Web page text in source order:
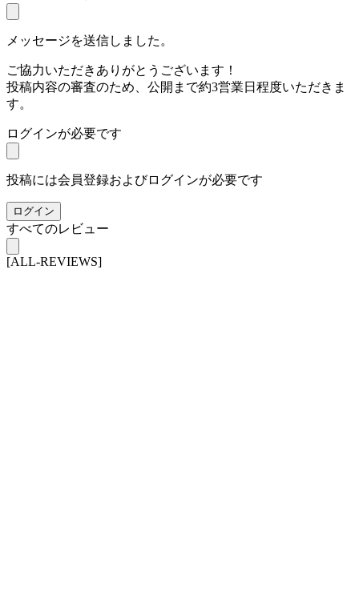
メッセージを送信しました。
ご協力いただきありがとうございます！
投稿内容の審査のため、公開まで約3営業日程度いただきま
す。
ログインが必要です
投稿には会員登録およびログインが必要です
ログイン
すべてのレビュー
[ALL-REVIEWS]